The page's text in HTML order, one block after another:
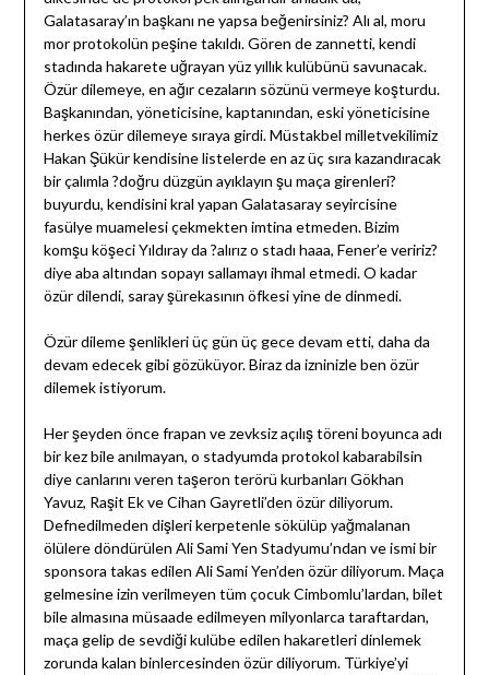
Galatasaray’ın başkanı ne yapsa beğenirsiniz? Alı al, moru
mor protokolün peşine takıldı. Gören de zannetti, kendi
stadında hakarete uğrayan yüz yıllık kulübünü savunacak.
Özür dilemeye, en ağır cezaların sözünü vermeye koşturdu.
Başkanından, yöneticisine, kaptanından, eski yöneticisine
herkes özür dilemeye sıraya girdi. Müstakbel milletvekilimiz
Hakan Şükür kendisine listelerde en az üç sıra kazandıracak
bir çalımla ?doğru düzgün ayıklayın şu maça girenleri?
buyurdu, kendisini kral yapan Galatasaray seyircisine
fasülye muamelesi çekmekten imtina etmeden. Bizim
komşu köşeci Yıldıray da ?alırız o stadı haaa, Fener’e veririz?
diye aba altından sopayı sallamayı ihmal etmedi. O kadar
özür dilendi, saray şürekasının öfkesi yine de dinmedi.
Özür dileme şenlikleri üç gün üç gece devam etti, daha da
devam edecek gibi gözüküyor. Biraz da izninizle ben özür
dilemek istiyorum.
Her şeyden önce frapan ve zevksiz açılış töreni boyunca adı
bir kez bile anılmayan, o stadyumda protokol kabarabilsin
diye canlarını veren taşeron terörü kurbanları Gökhan
Yavuz, Raşit Ek ve Cihan Gayretli’den özür diliyorum.
Defnedilmeden dişleri kerpetenle sökülüp yağmalanan
ölülere döndürülen Ali Sami Yen Stadyumu’ndan ve ismi bir
sponsora takas edilen Ali Sami Yen’den özür diliyorum. Maça
gelmesine izin verilmeyen tüm çocuk Cimbomlu’lardan, bilet
bile almasına müsaade edilmeyen milyonlarca taraftardan,
maça gelip de sevdiği kulübe edilen hakaretleri dinlemek
zorunda kalan binlercesinden özür diliyorum. Türkiye’yi